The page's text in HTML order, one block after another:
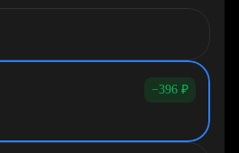
−396 ₽